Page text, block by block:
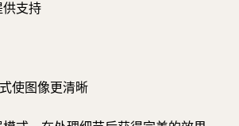
支持
使图像更清晰